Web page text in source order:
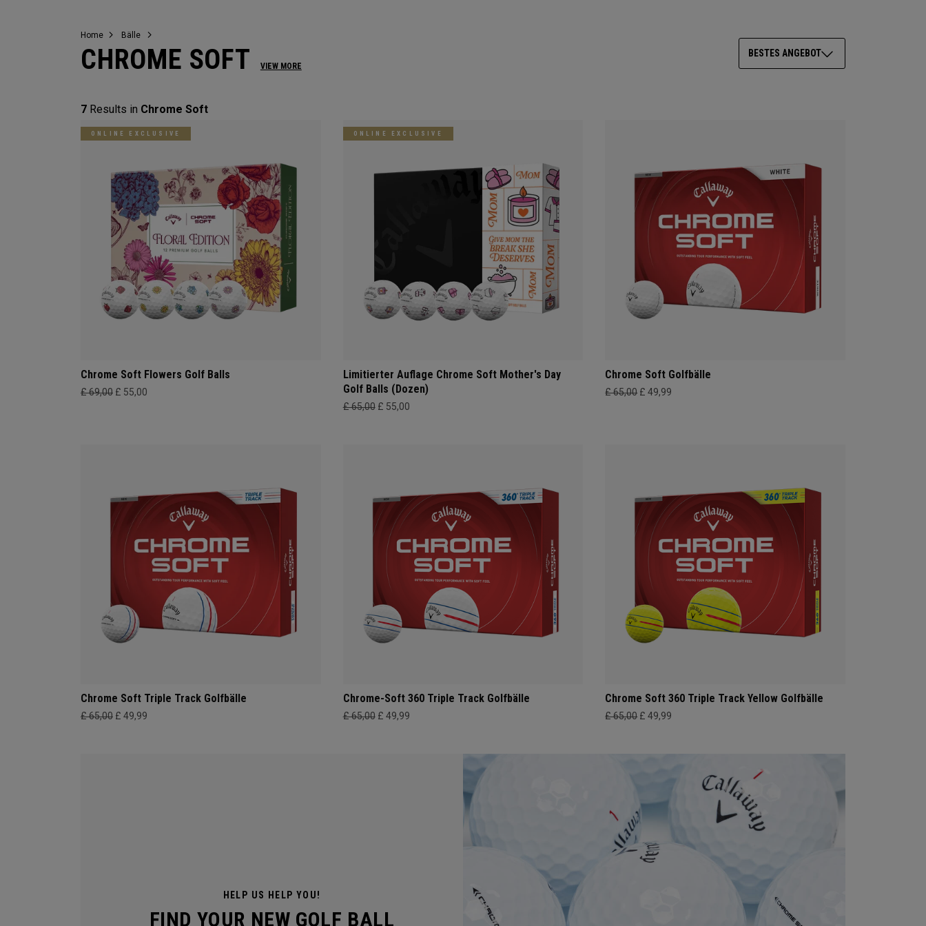
Home Bälle
CHROME SOFT VIEW MORE
BESTES ANGEBOT
7 Results in Chrome Soft
ONLINE EXCLUSIVE
Chrome Soft Flowers Golf Balls
£ 69,00 £ 55,00
ONLINE EXCLUSIVE
Limitierter Auflage Chrome Soft Mother's Day
Golf Balls (Dozen)
£ 65,00 £ 55,00
Chrome Soft Golfbälle
£ 65,00 £ 49,99
Chrome Soft Triple Track Golfbälle
£ 65,00 £ 49,99
Chrome-Soft 360 Triple Track Golfbälle
£ 65,00 £ 49,99
HELP US HELP YOU!
FIND YOUR NEW GOLF BALL
Chrome Soft 360 Triple Track Yellow Golfbälle
£ 65,00 £ 49,99